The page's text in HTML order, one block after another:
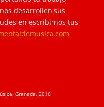
desarrollen sus
en escribirnos tus
Granada, 2016